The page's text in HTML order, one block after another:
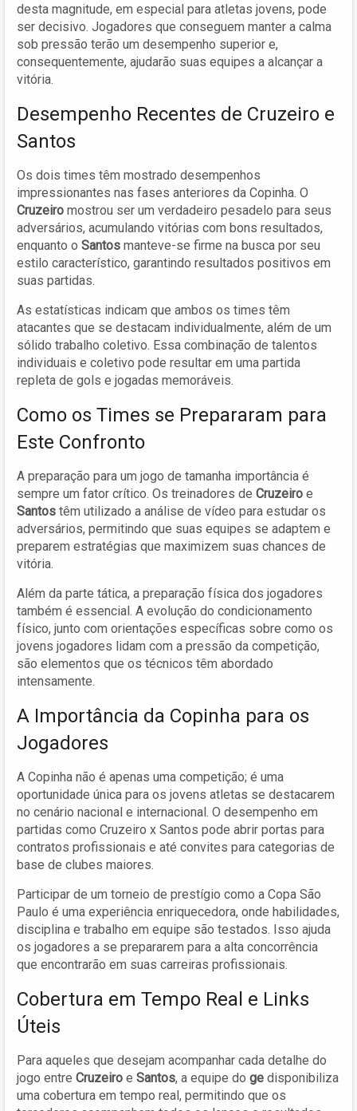
desta magnitude, em especial para atletas jovens, pode
ser decisivo. Jogadores que conseguem manter a calma
sob pressão terão um desempenho superior e,
consequentemente, ajudarão suas equipes a alcançar a
vitória.
Desempenho Recentes de Cruzeiro e
Santos
Os dois times têm mostrado desempenhos
impressionantes nas fases anteriores da Copinha. O
Cruzeiro mostrou ser um verdadeiro pesadelo para seus
adversários, acumulando vitórias com bons resultados,
enquanto o Santos manteve-se firme na busca por seu
estilo característico, garantindo resultados positivos em
suas partidas.
As estatísticas indicam que ambos os times têm
atacantes que se destacam individualmente, além de um
sólido trabalho coletivo. Essa combinação de talentos
individuais e coletivo pode resultar em uma partida
repleta de gols e jogadas memoráveis.
Como os Times se Prepararam para
Este Confronto
A preparação para um jogo de tamanha importância é
sempre um fator crítico. Os treinadores de Cruzeiro e
Santos têm utilizado a análise de vídeo para estudar os
adversários, permitindo que suas equipes se adaptem e
preparem estratégias que maximizem suas chances de
vitória.
Além da parte tática, a preparação física dos jogadores
também é essencial. A evolução do condicionamento
físico, junto com orientações específicas sobre como os
jovens jogadores lidam com a pressão da competição,
são elementos que os técnicos têm abordado
intensamente.
A Importância da Copinha para os
Jogadores
A Copinha não é apenas uma competição; é uma
oportunidade única para os jovens atletas se destacarem
no cenário nacional e internacional. O desempenho em
partidas como Cruzeiro x Santos pode abrir portas para
contratos profissionais e até convites para categorias de
base de clubes maiores.
Participar de um torneio de prestígio como a Copa São
Paulo é uma experiência enriquecedora, onde habilidades,
disciplina e trabalho em equipe são testados. Isso ajuda
os jogadores a se prepararem para a alta concorrência
que encontrarão em suas carreiras profissionais.
Cobertura em Tempo Real e Links
Úteis
Para aqueles que desejam acompanhar cada detalhe do
jogo entre Cruzeiro e Santos, a equipe do ge disponibiliza
uma cobertura em tempo real, permitindo que os